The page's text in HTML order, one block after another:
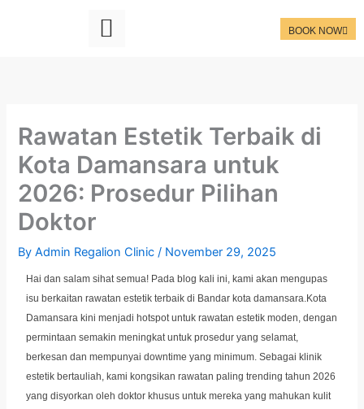
BOOK NOW
Rawatan Estetik Terbaik di
Kota Damansara untuk
2026: Prosedur Pilihan
Doktor
ByAdmin Regalion Clinic/ November 29, 2025
Hai dan salam sihat semua! Pada blog kali ini, kami akan mengupas
isu berkaitan rawatan estetik terbaik di Bandar kota damansara.Kota
Damansara kini menjadi hotspot untuk rawatan estetik moden, dengan
permintaan semakin meningkat untuk prosedur yang selamat,
berkesan dan mempunyai downtime yang minimum. Sebagai klinik
estetik bertauliah, kami kongsikan rawatan paling trending tahun 2026
yang disyorkan oleh doktor khusus untuk mereka yang mahukan kulit